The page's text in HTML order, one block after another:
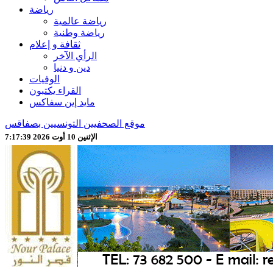
رياضة
رياضة عالمية
رياضة وطنية
ثقافة و إعلام
الرأي الآخر
دين و دنيا
الوفيات
القراء يكتبون
مايد إين سفاكس
موقع الصحفيين التونسيين بصفاقس
الإثنين 10 أوت 2026 7:17:41